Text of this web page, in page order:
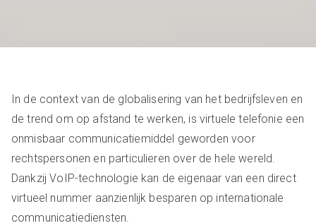
In de context van de globalisering van het bedrijfsleven en
de trend om op afstand te werken, is virtuele telefonie een
onmisbaar communicatiemiddel geworden voor
rechtspersonen en particulieren over de hele wereld.
Dankzij VoIP-technologie kan de eigenaar van een direct
virtueel nummer aanzienlijk besparen op internationale
communicatiediensten.